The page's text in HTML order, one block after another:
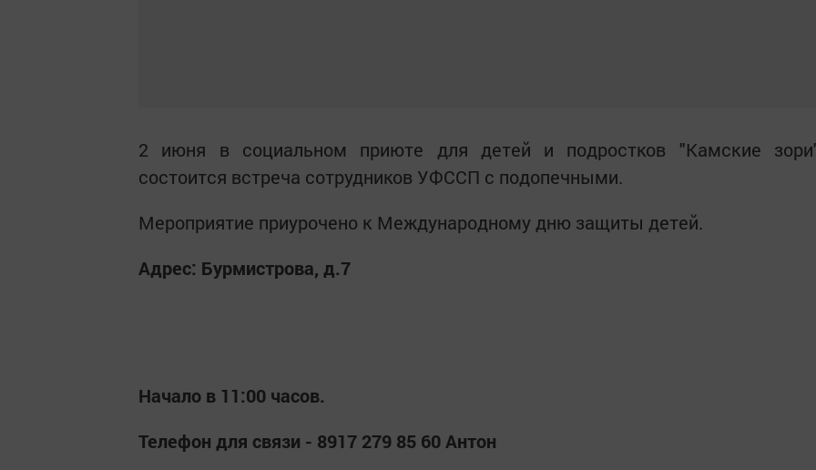
2 июня в социальном приюте для детей и подростков "Камские
состоится встреча сотрудников УФССП с подопечными.
Мероприятие приурочено к Международному дню защиты детей.
Адрес: Бурмистрова, д.7
Начало в 11:00 часов.
Телефон для связи - 8917 279 85 60 Антон